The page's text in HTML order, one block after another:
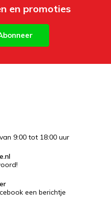
en promoties
9:00 tot 18:00 uur
een berichtje